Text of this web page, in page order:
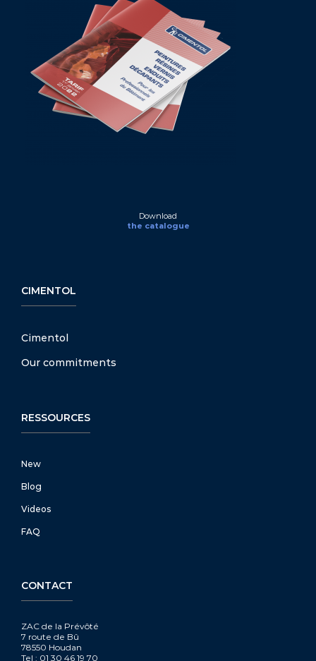
Download
the catalogue
CIMENTOL
Cimentol
Our commitments
RESSOURCES
New
Blog
Videos
FAQ
CONTACT
ZAC de la Prévôté
7 route de Bû
78550 Houdan
Tel : 01 30 46 19 70